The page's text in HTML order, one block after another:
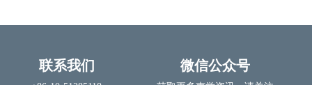
联系我们 微信公众号